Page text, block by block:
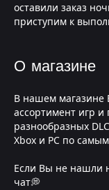
оставили заказ
приступим к
О магазине
В нашем
ассортимент игр
разнообразных
Xbox и PC по
Если Вы не нашли
чат💭